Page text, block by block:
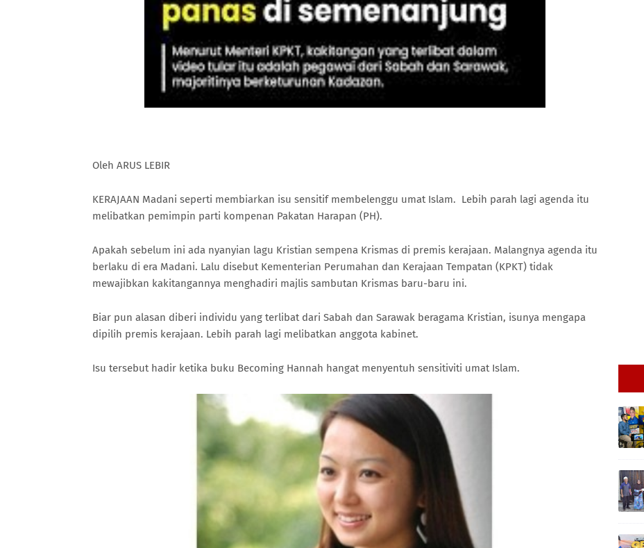
Oleh ARUS LEBIR
KERAJAAN Madani seperti membiarkan isu sensitif membelenggu umat Islam. Lebih parah lagi agenda itu
melibatkan pemimpin parti kompenan Pakatan Harapan (PH).
Apakah sebelum ini ada nyanyian lagu Kristian sempena Krismas di premis kerajaan. Malangnya agenda itu
berlaku di era Madani. Lalu disebut Kementerian Perumahan dan Kerajaan Tempatan (KPKT) tidak
mewajibkan kakitangannya menghadiri majlis sambutan Krismas baru-baru ini.
Biar pun alasan diberi individu yang terlibat dari Sabah dan Sarawak beragama Kristian, isunya mengapa
dipilih premis kerajaan. Lebih parah lagi melibatkan anggota kabinet.
Isu tersebut hadir ketika buku Becoming Hannah hangat menyentuh sensitiviti umat Islam.